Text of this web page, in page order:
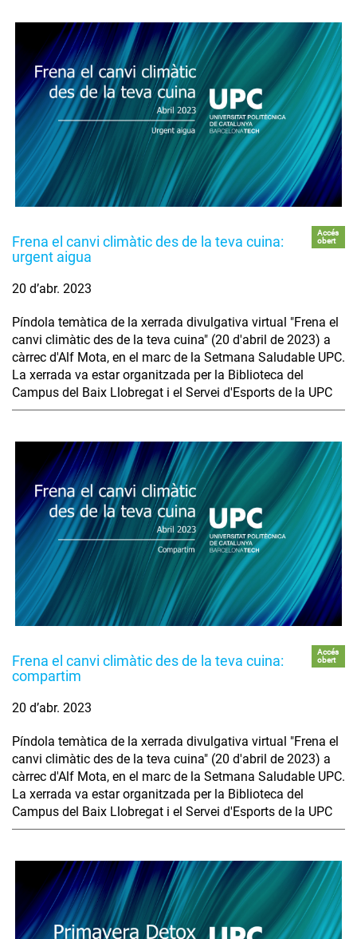
Frena el canvi climàtic des de la teva cuina:
urgent aigua
Accés
obert
20 d’abr. 2023
Píndola temàtica de la xerrada divulgativa virtual "Frena el
canvi climàtic des de la teva cuina" (20 d'abril de 2023) a
càrrec d'Alf Mota, en el marc de la Setmana Saludable UPC.
La xerrada va estar organitzada per la Biblioteca del
Campus del Baix Llobregat i el Servei d'Esports de la UPC
Frena el canvi climàtic des de la teva cuina:
compartim
Accés
obert
20 d’abr. 2023
Píndola temàtica de la xerrada divulgativa virtual "Frena el
canvi climàtic des de la teva cuina" (20 d'abril de 2023) a
càrrec d'Alf Mota, en el marc de la Setmana Saludable UPC.
La xerrada va estar organitzada per la Biblioteca del
Campus del Baix Llobregat i el Servei d'Esports de la UPC